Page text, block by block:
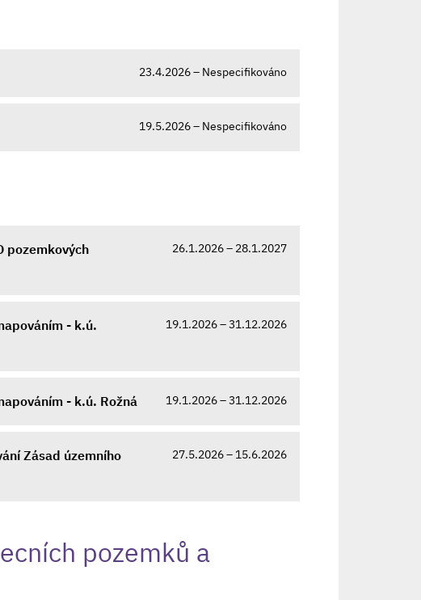
23.4.2026 – Nespecifikováno
19.5.2026 – Nespecifikováno
pozemkových
26.1.2026 – 28.1.2027
- k.ú.
19.1.2026 – 31.12.2026
- k.ú. Rožná 19.1.2026 – 31.12.2026
Zásad územního
27.5.2026 – 15.6.2026
pozemků a